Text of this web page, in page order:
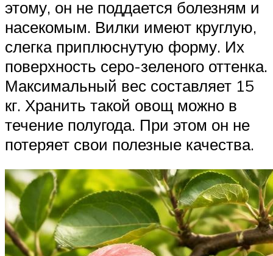
этому, он не поддается болезням и
насекомым. Вилки имеют круглую,
слегка приплюснутую форму. Их
поверхность серо-зеленого оттенка.
Максимальный вес составляет 15
кг. Хранить такой овощ можно в
течение полугода. При этом он не
потеряет свои полезные качества.